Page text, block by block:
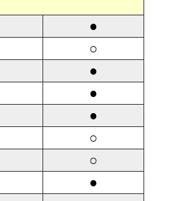
●
○
●
●
●
○
○
●